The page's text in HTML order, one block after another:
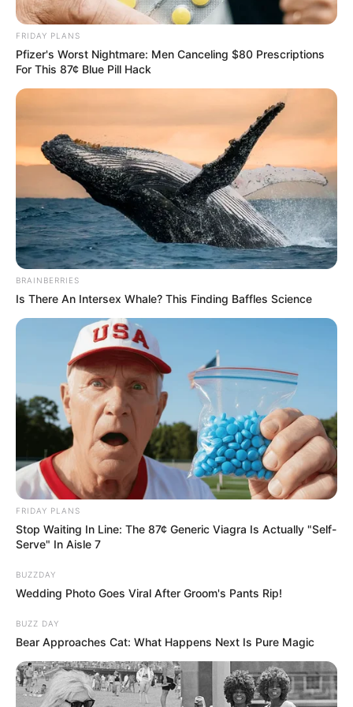
Posted
in
Friss hírek
RENDKÍVÜLI! Varga Judit
megszólalt – „Ezzel zsarol egy
éve” – döbbenetes családi
botrányról, zsarolásról,
bántalmazásról számolt be,
miután volt férje nyilvánosságra
hozta titkos hangfelvételét!
bySzerző • January 13, 2026
FRIDAY PLANS
Pfizer's Worst Nightmare: Men Canceling $80 Prescriptions
For This 87¢ Blue Pill Hack
BRAINBERRIES
Is There An Intersex Whale? This Finding Baffles Science
FRIDAY PLANS
Stop Waiting In Line: The 87¢ Generic Viagra Is Actually "Self-
Serve" In Aisle 7
BUZZDAY
Wedding Photo Goes Viral After Groom's Pants Rip!
BUZZ DAY
Bear Approaches Cat: What Happens Next Is Pure Magic